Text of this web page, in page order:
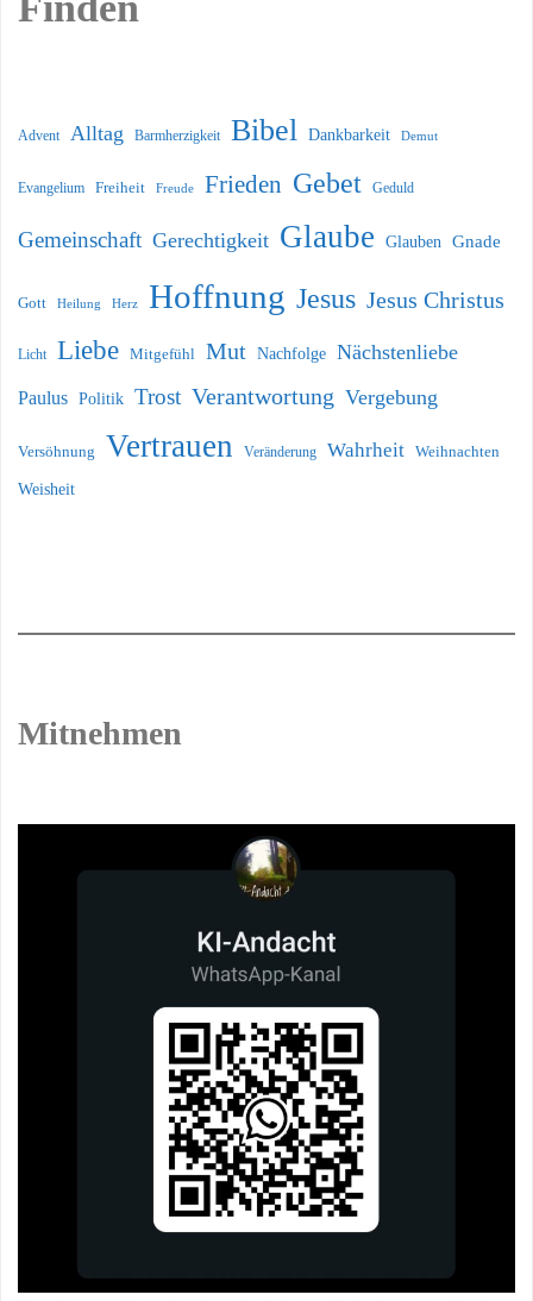
Advent Alltag Barmherzigkeit Bibel Dankbarkeit Demut
Evangelium Freiheit Freude Frieden Gebet Geduld
Gemeinschaft Gerechtigkeit Glaube Glauben Gnade
Gott Heilung Herz Hoffnung Jesus Jesus Christus
Licht Liebe Mitgefühl Mut Nachfolge Nächstenliebe
Paulus Politik Trost Verantwortung Vergebung
Versöhnung Vertrauen Veränderung Wahrheit Weihnachten
Weisheit
Mitnehmen